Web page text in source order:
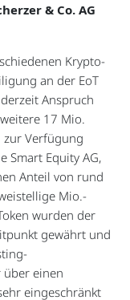
& Co. AG
Krypto-
an der EoT
Anspruch
17 Mio.
zur Verfügung
Smart Equity AG,
Anteil von rund
Mio.-
wurden der
gewährt und
über einen
eingeschränkt